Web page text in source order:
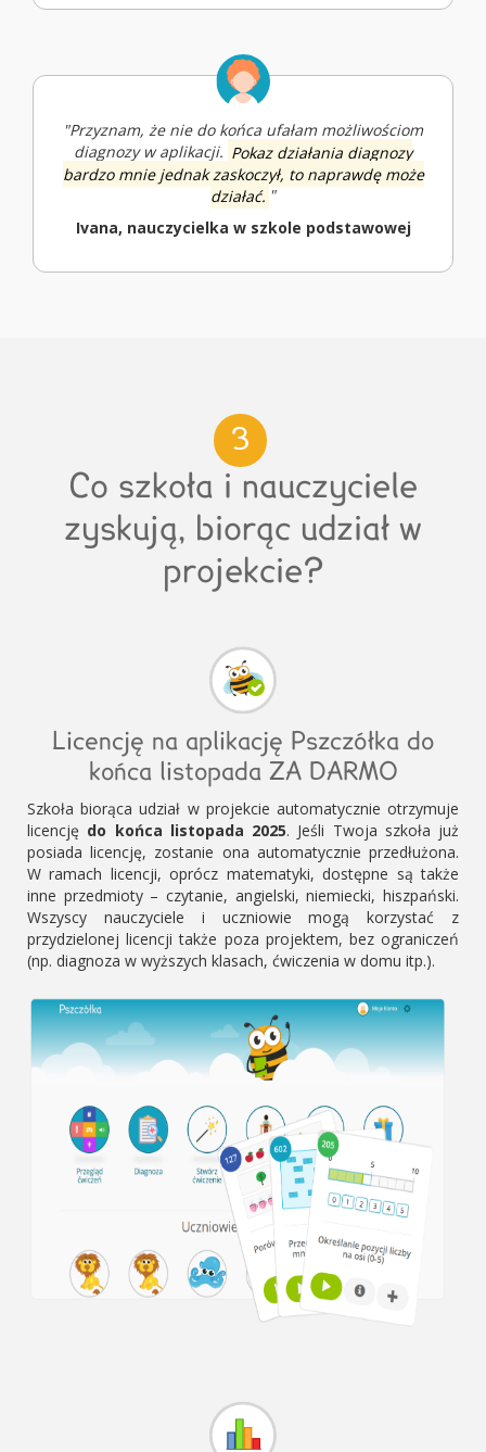
"Przyznam, że nie do końca ufałam możliwościom
diagnozy w aplikacji. Pokaz działania diagnozy
bardzo mnie jednak zaskoczył, to naprawdę może
działać. "
Ivana, nauczycielka w szkole podstawowej
3
Co szkoła i nauczyciele
zyskują, biorąc udział w
projekcie?
Licencję na aplikację Pszczółka do
końca listopada ZA DARMO
Szkoła biorąca udział w projekcie automatycznie otrzymuje
licencję do końca listopada 2025. Jeśli Twoja szkoła już
posiada licencję, zostanie ona automatycznie przedłużona.
W ramach licencji, oprócz matematyki, dostępne są także
inne przedmioty – czytanie, angielski, niemiecki, hiszpański.
Wszyscy nauczyciele i uczniowie mogą korzystać z
przydzielonej licencji także poza projektem, bez ograniczeń
(np. diagnoza w wyższych klasach, ćwiczenia w domu itp.).